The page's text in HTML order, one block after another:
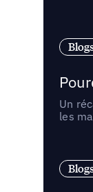
Un
les